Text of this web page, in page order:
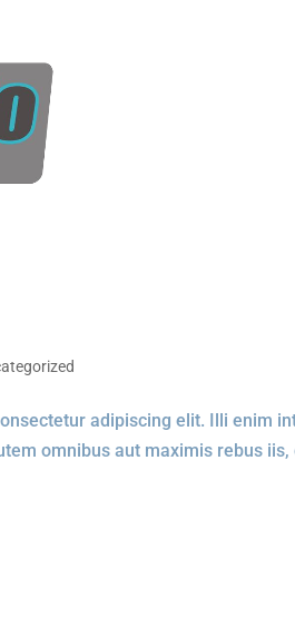
adipiscing elit. Illi enim
omnibus aut maximis rebus